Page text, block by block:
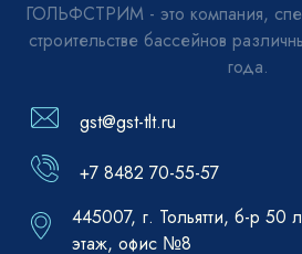
ГОЛЬФСТРИМ - это компания,
строительстве бассейнов
года.
gst@gst-tlt.ru
+7 8482 70-55-57
445007, г. Тольятти, б-р 50
этаж, офис №8